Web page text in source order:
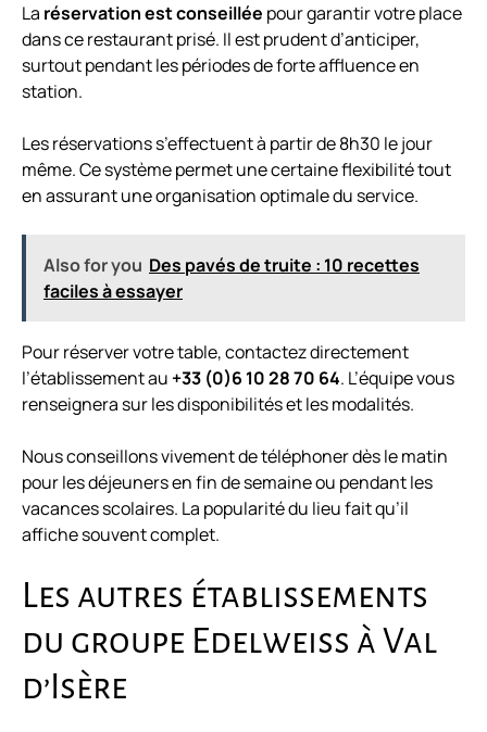
La réservation est conseillée pour garantir votre place
dans ce restaurant prisé. Il est prudent d’anticiper,
surtout pendant les périodes de forte affluence en
station.
Les réservations s’effectuent à partir de 8h30 le jour
même. Ce système permet une certaine flexibilité tout
en assurant une organisation optimale du service.
Also for you Des pavés de truite : 10 recettes
faciles à essayer
Pour réserver votre table, contactez directement
l’établissement au +33 (0)6 10 28 70 64. L’équipe vous
renseignera sur les disponibilités et les modalités.
Nous conseillons vivement de téléphoner dès le matin
pour les déjeuners en fin de semaine ou pendant les
vacances scolaires. La popularité du lieu fait qu’il
affiche souvent complet.
Les autres établissements
du groupe Edelweiss à Val
d’Isère